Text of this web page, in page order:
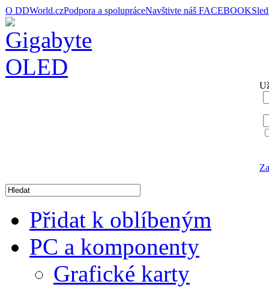
O DDWorld.czPodpora a spolupráceNavštivte náš FACEBOOK
Přidat k oblíbeným
PC a komponenty
Grafické karty